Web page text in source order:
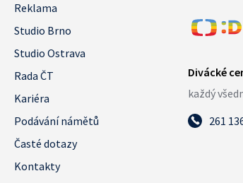
Reklama
Studio Brno
Studio Ostrava
Rada ČT
Kariéra
Podávání námětů
Časté dotazy
Kontakty
261